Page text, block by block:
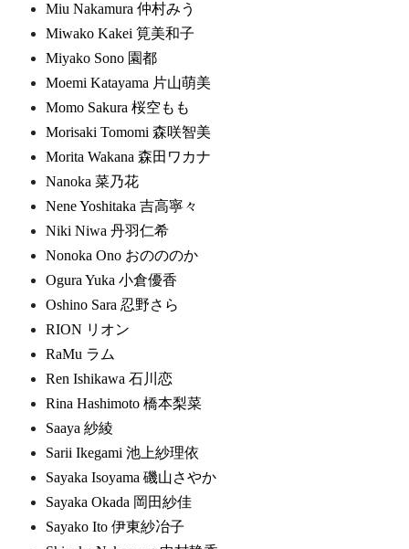
Miu Nakamura 仲村みう
Miwako Kakei 筧美和子
Miyako Sono 園都
Moemi Katayama 片山萌美
Momo Sakura 桜空もも
Morisaki Tomomi 森咲智美
Morita Wakana 森田ワカナ
Nanoka 菜乃花
Nene Yoshitaka 吉高寧々
Niki Niwa 丹羽仁希
Nonoka Ono おのののか
Ogura Yuka 小倉優香
Oshino Sara 忍野さら
RION リオン
RaMu ラム
Ren Ishikawa 石川恋
Rina Hashimoto 橋本梨菜
Saaya 紗綾
Sarii Ikegami 池上紗理依
Sayaka Isoyama 磯山さやか
Sayaka Okada 岡田紗佳
Sayako Ito 伊東紗冶子